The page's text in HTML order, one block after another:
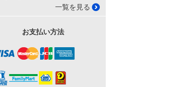
一覧を見る
お支払い方法